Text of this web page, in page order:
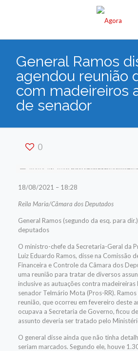
General Ramos
agendou reunião
com madeireiros
de senador
0
18/08/2021 – 18:28
Reila Maria/Câmara dos Deputados
General Ramos (segundo da esq. para
deputados
O ministro-chefe da Secretaria-Geral da
Luiz Eduardo Ramos, disse na Comissão
Financeira e Controle da Câmara dos
uma reunião para tratar de diversos
inclusive as autuações contra
senador Telmário Mota (Pros-RR).
reunião, que ocorreu em fevereiro deste
ocupava a Secretaria de Governo, ficou
assunto deveria ser tratado pelo
O general disse ainda que não tinha
seriam marcados. Segundo ele, houve